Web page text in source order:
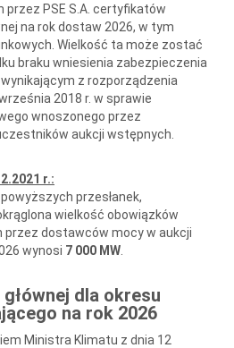
PSE S.A. certyfikatów
na rok dostaw 2026, w tym
Wielkość ta może zostać
braku wniesienia zabezpieczenia
z rozporządzenia
2018 r. w sprawie
wnoszonego przez
aukcji wstępnych.
r.:
przesłanek,
wielkość obowiązków
dostawców mocy w aukcji
wynosi 7 000 MW
dla okresu
na rok 2026
Ministra Klimatu z dnia 12